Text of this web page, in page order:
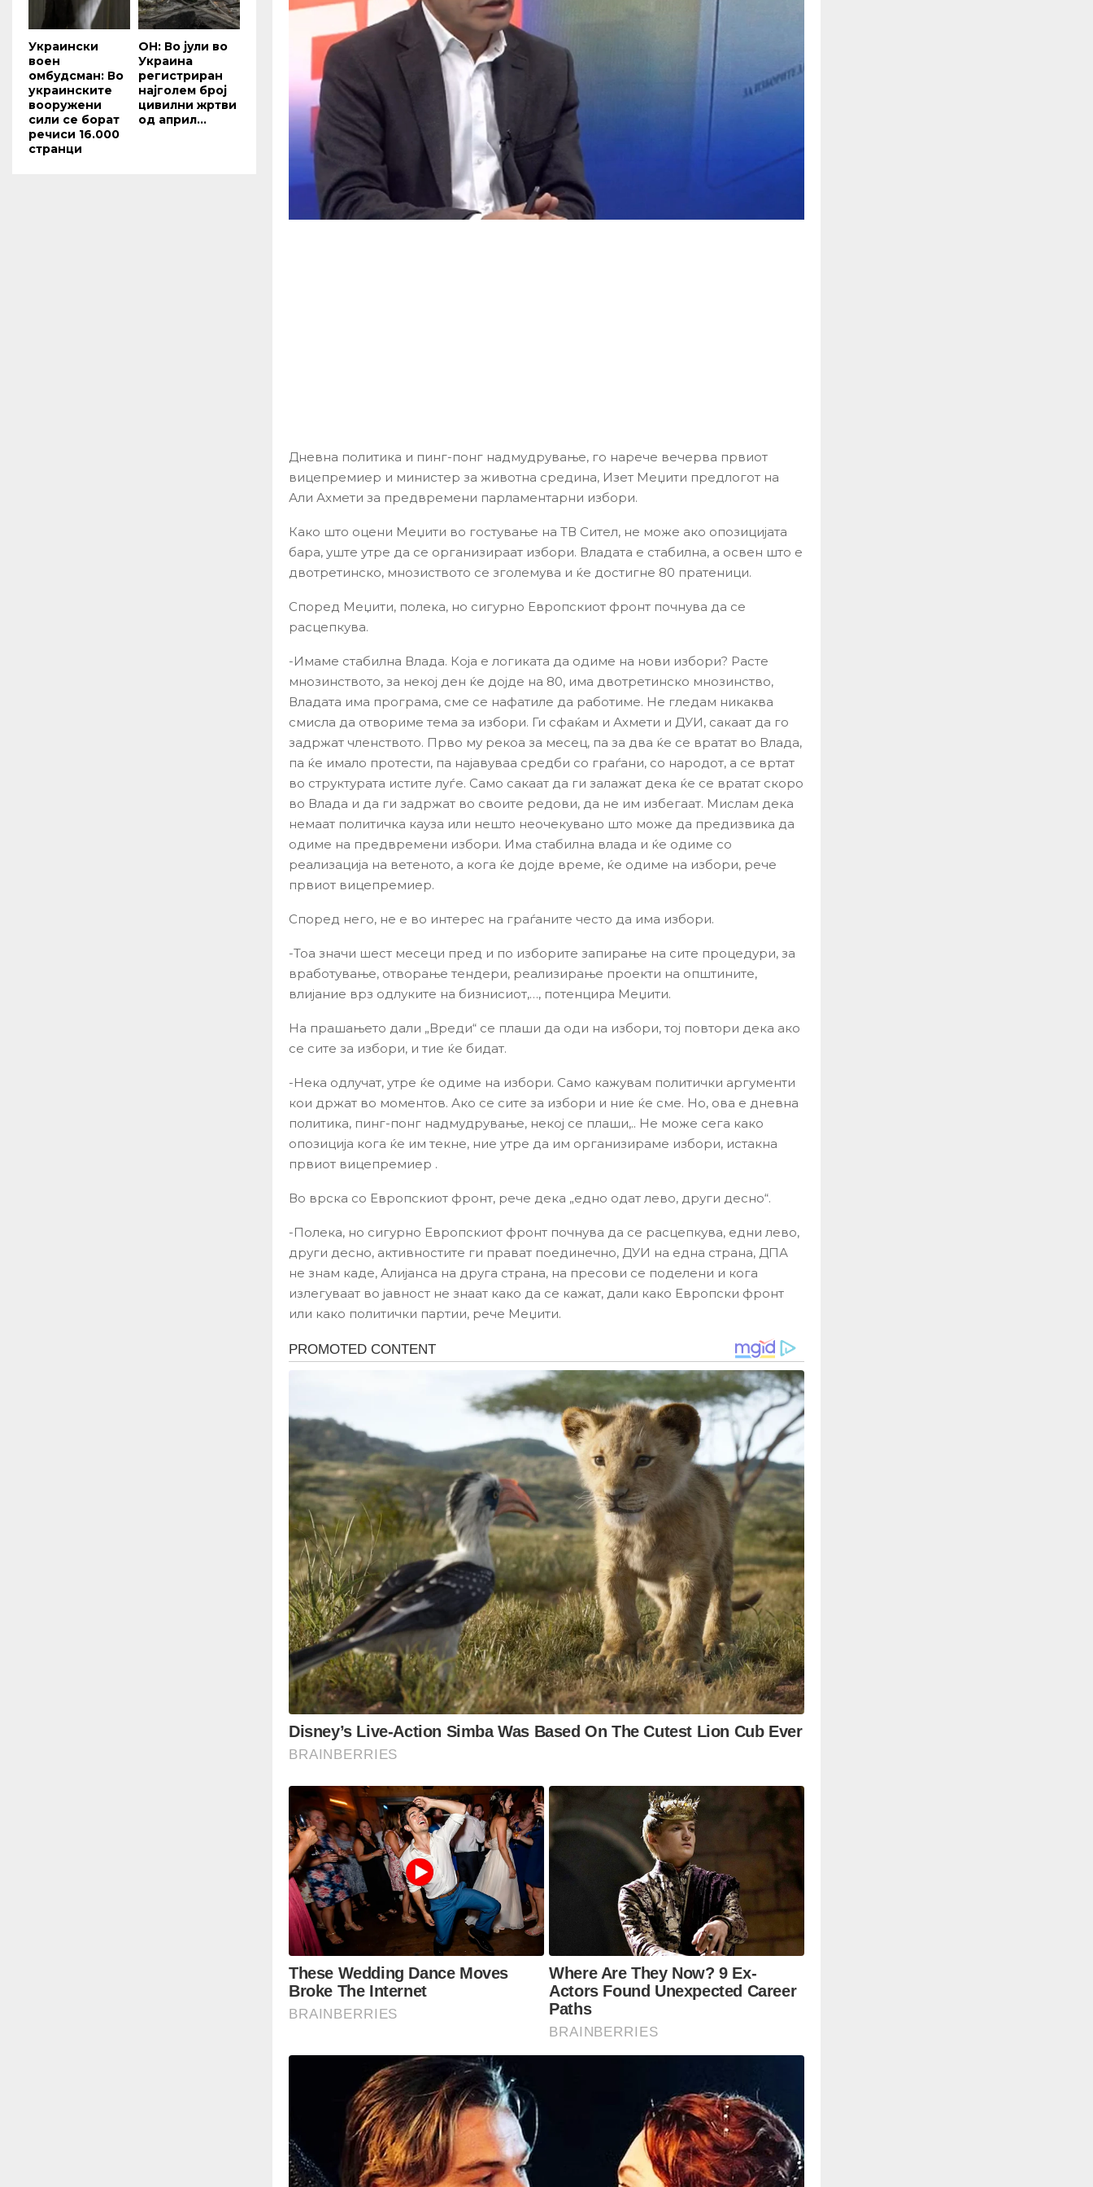
Дневна политика и пинг-понг надмудрување, го нарече вечерва првиот
вицепремиер и министер за животна средина, Изет Меџити предлогот на
Али Ахмети за предвремени парламентарни избори.
Како што оцени Меџити во гостување на ТВ Сител, не може ако опозицијата
бара, уште утре да се организираат избори. Владата е стабилна, а освен што е
двотретинско, мнозиството се зголемува и ќе достигне 80 пратеници.
Според Меџити, полека, но сигурно Европскиот фронт почнува да се
расцепкува.
-Имаме стабилна Влада. Која е логиката да одиме на нови избори? Расте
мнозинството, за некој ден ќе дојде на 80, има двотретинско мнозинство,
Владата има програма, сме се нафатиле да работиме. Не гледам никаква
смисла да отвориме тема за избори. Ги сфаќам и Ахмети и ДУИ, сакаат да го
задржат членството. Прво му рекоа за месец, па за два ќе се вратат во Влада,
па ќе имало протести, па најавуваа средби со граѓани, со народот, а се вртат
во структурата истите луѓе. Само сакаат да ги залажат дека ќе се вратат скоро
во Влада и да ги задржат во своите редови, да не им избегаат. Мислам дека
немаат политичка кауза или нешто неочекувано што може да предизвика да
одиме на предвремени избори. Има стабилна влада и ќе одиме со
реализација на ветеното, а кога ќе дојде време, ќе одиме на избори, рече
првиот вицепремиер.
Според него, не е во интерес на граѓаните често да има избори.
-Тоа значи шест месеци пред и по изборите запирање на сите процедури, за
вработување, отворање тендери, реализирање проекти на општините,
влијание врз одлуките на бизнисиот,…, потенцира Меџити.
На прашањето дали „Вреди“ се плаши да оди на избори, тој повтори дека ако
се сите за избори, и тие ќе бидат.
-Нека одлучат, утре ќе одиме на избори. Само кажувам политички аргументи
кои држат во моментов. Ако се сите за избори и ние ќе сме. Но, ова е дневна
политика, пинг-понг надмудрување, некој се плаши,.. Не може сега како
опозиција кога ќе им текне, ние утре да им организираме избори, истакна
првиот вицепремиер .
Во врска со Европскиот фронт, рече дека „едно одат лево, други десно“.
-Полека, но сигурно Европскиот фронт почнува да се расцепкува, едни лево,
други десно, активностите ги прават поединечно, ДУИ на една страна, ДПА
не знам каде, Алијанса на друга страна, на пресови се поделени и кога
излегуваат во јавност не знаат како да се кажат, дали како Европски фронт
или како политички партии, рече Меџити.
Украински
воен
омбудсман: Во
украинските
вооружени
сили се борат
речиси 16.000
странци
ОН: Во јули во
Украина
регистриран
најголем број
цивилни жртви
од април...